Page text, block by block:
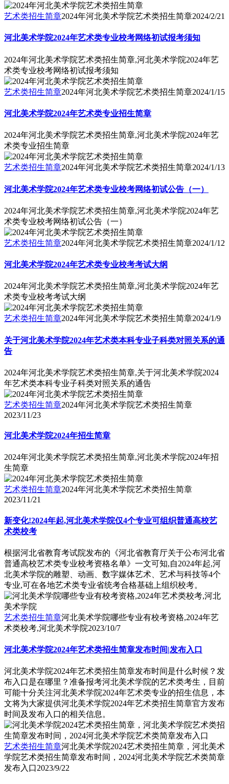
艺术类招生简章2024年河北美术学院艺术类招生简章2024/2/21
河北美术学院2024年艺术类专业校考网络初试报考须知
2024年河北美术学院艺术类招生简章,河北美术学院2024年艺
术类专业校考网络初试报考须知
艺术类招生简章2024年河北美术学院艺术类招生简章2024/1/15
河北美术学院2024年艺术类专业招生简章
2024年河北美术学院艺术类招生简章,河北美术学院2024年艺
术类专业招生简章
艺术类招生简章2024年河北美术学院艺术类招生简章2024/1/13
河北美术学院2024年艺术类专业校考网络初试公告（一）
2024年河北美术学院艺术类招生简章,河北美术学院2024年艺
术类专业校考网络初试公告（一）
艺术类招生简章2024年河北美术学院艺术类招生简章2024/1/12
河北美术学院2024年艺术类专业校考考试大纲
2024年河北美术学院艺术类招生简章,河北美术学院2024年艺
术类专业校考考试大纲
艺术类招生简章2024年河北美术学院艺术类招生简章2024/1/9
关于河北美术学院2024年艺术类本科专业子科类对照关系的通
告
2024年河北美术学院艺术类招生简章,关于河北美术学院2024
年艺术类本科专业子科类对照关系的通告
艺术类招生简章2024年河北美术学院艺术类招生简章
2023/11/23
河北美术学院2024年招生简章
2024年河北美术学院艺术类招生简章,河北美术学院2024年招
生简章
艺术类招生简章2024年河北美术学院艺术类招生简章
2023/11/21
新变化!2024年起,河北美术学院仅4个专业可组织普通高校艺
术类校考
根据河北省教育考试院发布的《河北省教育厅关于公布河北省
普通高校艺术类专业校考资格名单》一文可知,自2024年起,河
北美术学院的雕塑、动画、数字媒体艺术、艺术与科技等4个
专业,可在各地艺术类专业省统考合格基础上组织校考。
艺术类招生简章河北美术学院哪些专业有校考资格,2024年艺
术类校考,河北美术学院2023/10/7
河北美术学院2024年艺术类招生简章发布时间|发布入口
河北美术学院2024年艺术类招生简章发布时间是什么时候？发
布入口是在哪里？准备报考河北美术学院的艺术类考生，目前
可能十分关注河北美术学院2024年艺术类专业的招生信息，本
文将为大家提供河北美术学院2024年艺术类招生简章官方发布
时间及发布入口的相关信息。
艺术类招生简章河北美术学院2024艺术类招生简章，河北美术
学院艺术类招生简章发布时间，2024河北美术学院艺术类简章
发布入口 2023/9/22